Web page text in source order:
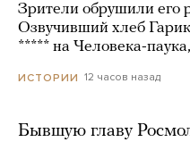
Зрители обрушили его
Озвучивший хлеб
***** на Человека-
ИСТОРИИ 12 часов назад
Бывшую главу